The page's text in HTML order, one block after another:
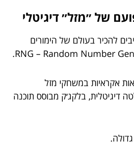
להכיר בעולם של הימורים
אקראיות במשחקי מזל
דיגיטלית, בלקג׳ק מבוסס תוכנה